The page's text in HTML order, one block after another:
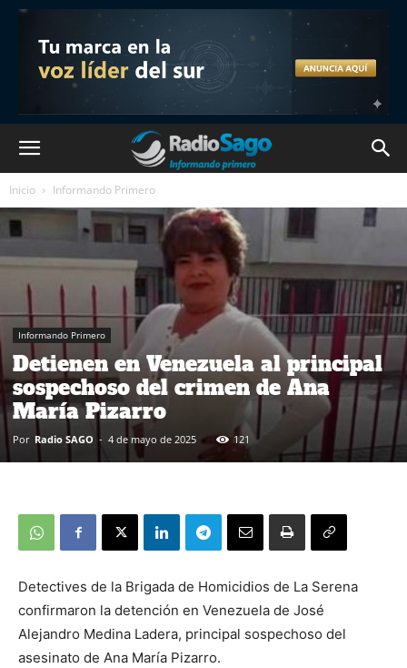
Inicio Informando Primero
Informando Primero
Detienen en Venezuela al principal
sospechoso del crimen de Ana
María Pizarro
Por Radio SAGO - 4 de mayo de 2025 121
Detectives de la Brigada de Homicidios de La Serena
confirmaron la detención en Venezuela de José
Alejandro Medina Ladera, principal sospechoso del
asesinato de Ana María Pizarro.